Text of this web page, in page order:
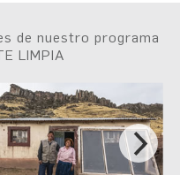
de nuestro programa
LIMPIA